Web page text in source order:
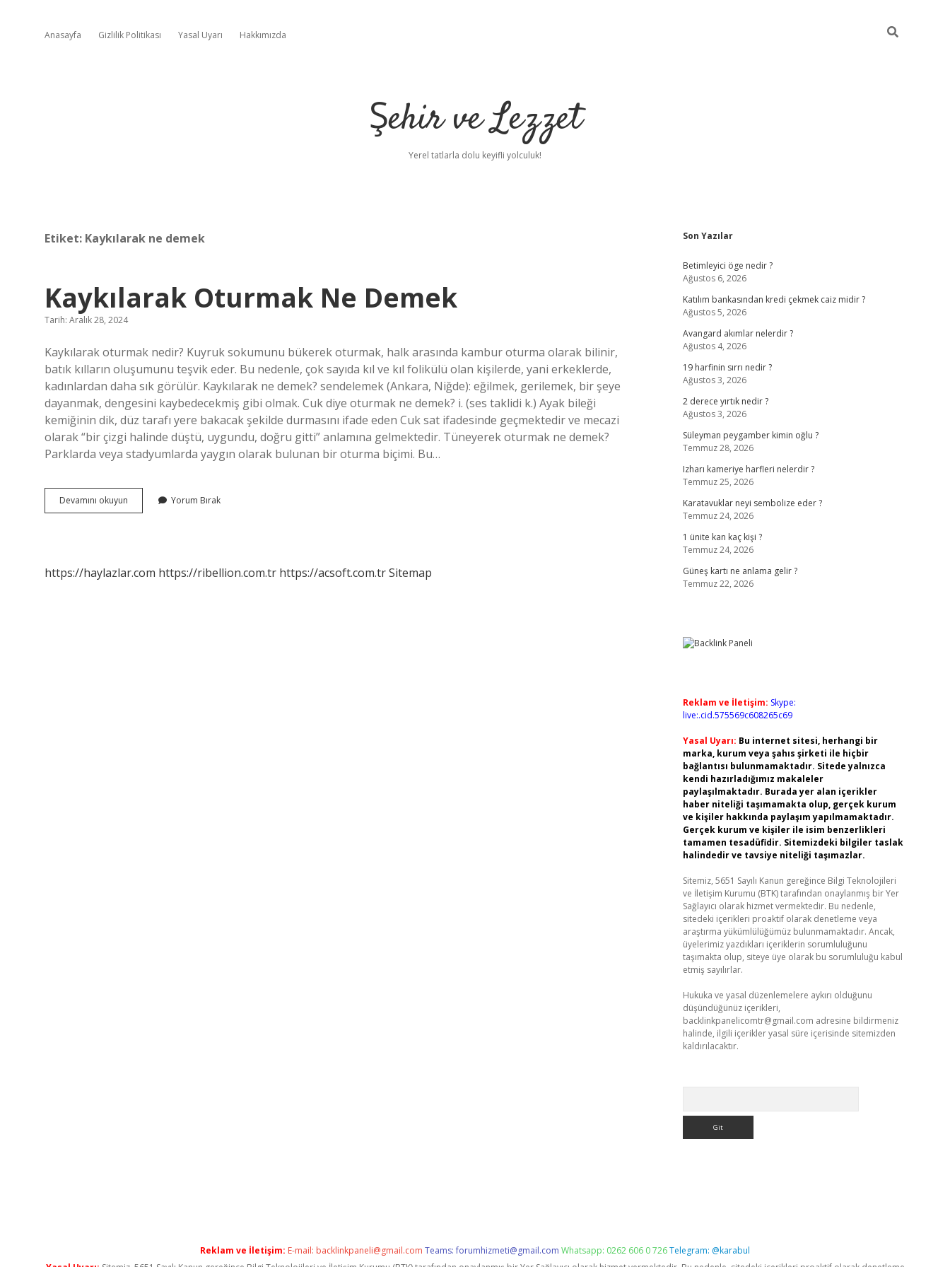
Anasayfa Gizlilik Politikası Yasal Uyarı Hakkımızda
Şehir ve Lezzet
Yerel tatlarla dolu keyifli yolculuk!
Etiket: Kaykılarak ne demek
Kaykılarak Oturmak Ne Demek
Tarih: Aralık 28, 2024
Kaykılarak oturmak nedir? Kuyruk sokumunu bükerek oturmak, halk arasında kambur oturma olarak bilinir,
batık kılların oluşumunu teşvik eder. Bu nedenle, çok sayıda kıl ve kıl folikülü olan kişilerde, yani erkeklerde,
kadınlardan daha sık görülür. Kaykılarak ne demek? sendelemek (Ankara, Niğde): eğilmek, gerilemek, bir şeye
dayanmak, dengesini kaybedecekmiş gibi olmak. Cuk diye oturmak ne demek? i. (ses taklidi k.) Ayak bileği
kemiğinin dik, düz tarafı yere bakacak şekilde durmasını ifade eden Cuk sat ifadesinde geçmektedir ve mecazi
olarak “bir çizgi halinde düştü, uygundu, doğru gitti” anlamına gelmektedir. Tüneyerek oturmak ne demek?
Parklarda veya stadyumlarda yaygın olarak bulunan bir oturma biçimi. Bu…
Devamını okuyun Kaykılarak
Oturmak
Yorum Bırak
https://haylazlar.com https://ribellion.com.tr https://acsoft.com.trSitemap
Sidebar
Son Yazılar
Betimleyici öge nedir ?
Ağustos 6, 2026
Katılım bankasından kredi çekmek caiz midir ?
Ağustos 5, 2026
Avangard akımlar nelerdir ?
Ağustos 4, 2026
19 harfinin sırrı nedir ?
Ağustos 3, 2026
2 derece yırtık nedir ?
Ağustos 3, 2026
Süleyman peygamber kimin oğlu ?
Temmuz 28, 2026
Izharı kameriye harfleri nelerdir ?
Temmuz 25, 2026
Karatavuklar neyi sembolize eder ?
Temmuz 24, 2026
1 ünite kan kaç kişi ?
Temmuz 24, 2026
Güneş kartı ne anlama gelir ?
Temmuz 22, 2026
Reklam ve İletişim: Skype:
live:.cid.575569c608265c69
Yasal Uyarı: Bu internet sitesi, herhangi bir
marka, kurum veya şahıs şirketi ile hiçbir
bağlantısı bulunmamaktadır. Sitede yalnızca
kendi hazırladığımız makaleler
paylaşılmaktadır. Burada yer alan içerikler
haber niteliği taşımamakta olup, gerçek kurum
ve kişiler hakkında paylaşım yapılmamaktadır.
Gerçek kurum ve kişiler ile isim benzerlikleri
tamamen tesadüfidir. Sitemizdeki bilgiler taslak
halindedir ve tavsiye niteliği taşımazlar.
Sitemiz, 5651 Sayılı Kanun gereğince Bilgi Teknolojileri
ve İletişim Kurumu (BTK) tarafından onaylanmış bir Yer
Sağlayıcı olarak hizmet vermektedir. Bu nedenle,
sitedeki içerikleri proaktif olarak denetleme veya
araştırma yükümlülüğümüz bulunmamaktadır. Ancak,
üyelerimiz yazdıkları içeriklerin sorumluluğunu
taşımakta olup, siteye üye olarak bu sorumluluğu kabul
etmiş sayılırlar.
Hukuka ve yasal düzenlemelere aykırı olduğunu
düşündüğünüz içerikleri,
backlinkpanelicomtr@gmail.com adresine bildirmeniz
halinde, ilgili içerikler yasal süre içerisinde sitemizden
kaldırılacaktır.
Reklam ve İletişim: E-mail: backlinkpaneli@gmail.com Teams:forumhizmeti@gmail.com Whatsapp: 0262 606 0 726Telegram: @karabul